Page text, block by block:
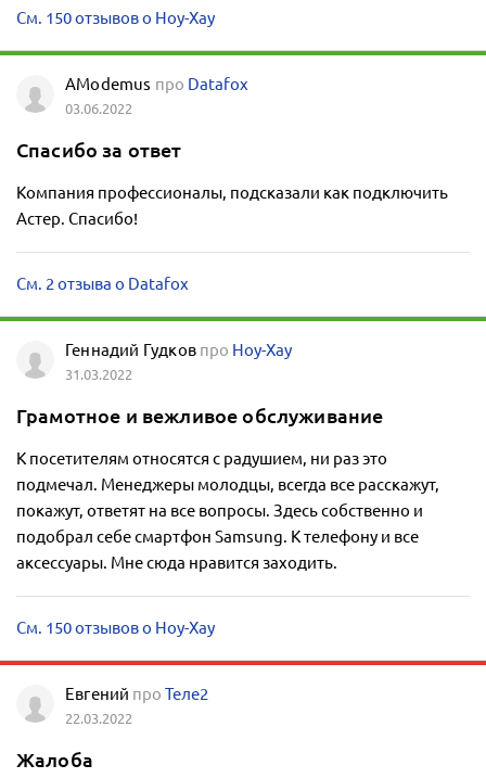
См. 150 отзывов о Ноу-Хау
AModemus про Datafox
03.06.2022
Спасибо за ответ
Компания профессионалы, подсказали как подключить
Астер. Спасибо!
См. 2 отзыва о Datafox
Геннадий Гудков про Ноу-Хау
31.03.2022
Грамотное и вежливое обслуживание
К посетителям относятся с радушием, ни раз это
подмечал. Менеджеры молодцы, всегда все расскажут,
покажут, ответят на все вопросы. Здесь собственно и
подобрал себе смартфон Samsung. К телефону и все
аксессуары. Мне сюда нравится заходить.
См. 150 отзывов о Ноу-Хау
Евгений проТеле2
22.03.2022
Жалоба